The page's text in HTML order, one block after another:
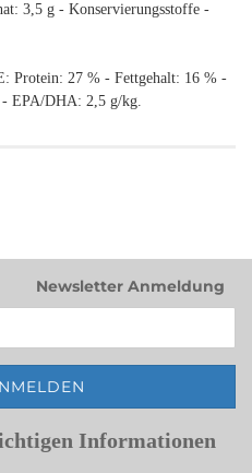
3,5 g - Konservierungsstoffe -
27 % - Fettgehalt: 16 % -
- EPA/DHA: 2,5 g/kg.
Newsletter Anmeldung
Informationen